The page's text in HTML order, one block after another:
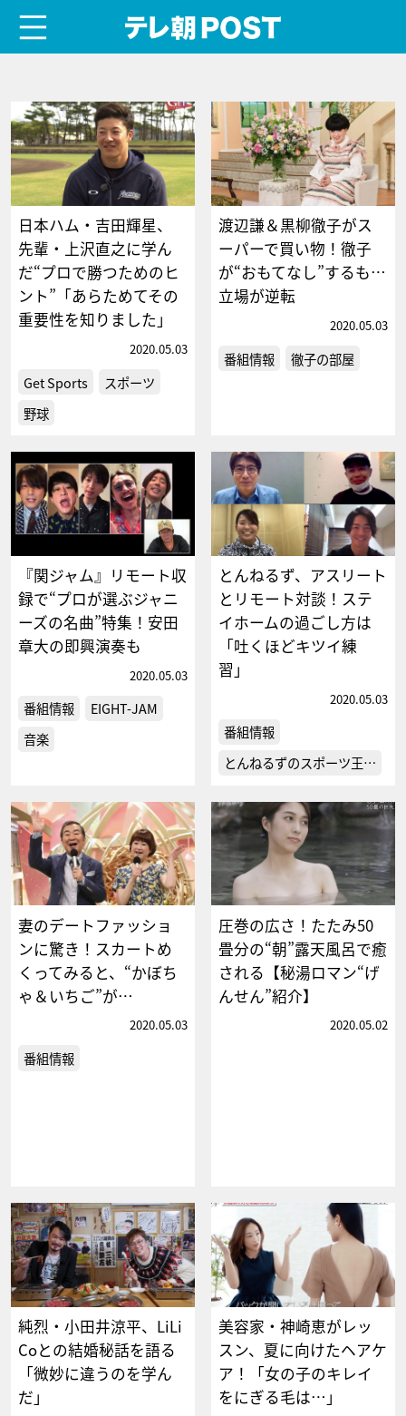
日本ハム・吉田輝星、
先輩・上沢直之に学ん
だ“プロで勝つためのヒ
ント”「あらためてその
重要性を知りました」
2020.05.03
Get Sports
スポーツ
野球
渡辺謙＆黒柳徹子がス
ーパーで買い物！徹子
が“おもてなし”するも…
立場が逆転
2020.05.03
番組情報 徹子の部屋
『関ジャム』リモート収
録で“プロが選ぶジャニ
ーズの名曲”特集！安田
章大の即興演奏も
2020.05.03
番組情報
EIGHT-JAM
音楽
とんねるず、アスリート
とリモート対談！ステ
イホームの過ごし方は
「吐くほどキツイ練
習」
2020.05.03
番組情報
とんねるずのスポーツ王…
妻のデートファッショ
ンに驚き！スカートめ
くってみると、“かぼち
ゃ＆いちご”が…
2020.05.03
番組情報
圧巻の広さ！たたみ50
畳分の“朝”露天風呂で癒
される【秘湯ロマン“げ
んせん”紹介】
2020.05.02
純烈・小田井涼平、LiLi
Coとの結婚秘話を語る
「微妙に違うのを学ん
だ」
美容家・神崎恵がレッ
スン、夏に向けたヘアケ
ア！「女の子のキレイ
をにぎる毛は…」